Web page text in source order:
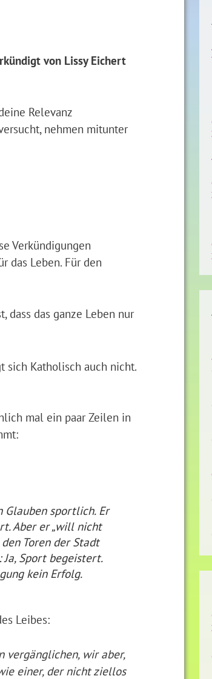
von Lissy Eichert
Relevanz
nehmen mitunter
Verkündigungen
das Leben. Für den
dass das ganze Leben nur
sich Katholisch auch nicht.
mal ein paar Zeilen in
Glauben sportlich. Er
Aber er „will nicht
Toren der Stadt
Sport begeistert.
kein Erfolg.
Leibes:
vergänglichen, wir aber,
einer, der nicht ziellos